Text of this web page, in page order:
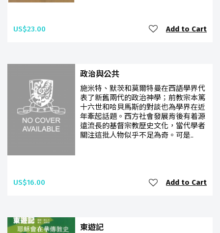
US$23.00 Add to Cart
政治與公共
施米特、默茨和莫爾特曼在西語學界代
表了新舊兩代的政治神學；前教宗本篤
十六世和哈貝馬斯的對談也為學界在近
年牽起話題。西方社會發展背後有着源
遠流長的基督宗教歷史文化，當代學者
關注這批人物似乎不足為奇。可是..
US$16.00 Add to Cart
東遊記